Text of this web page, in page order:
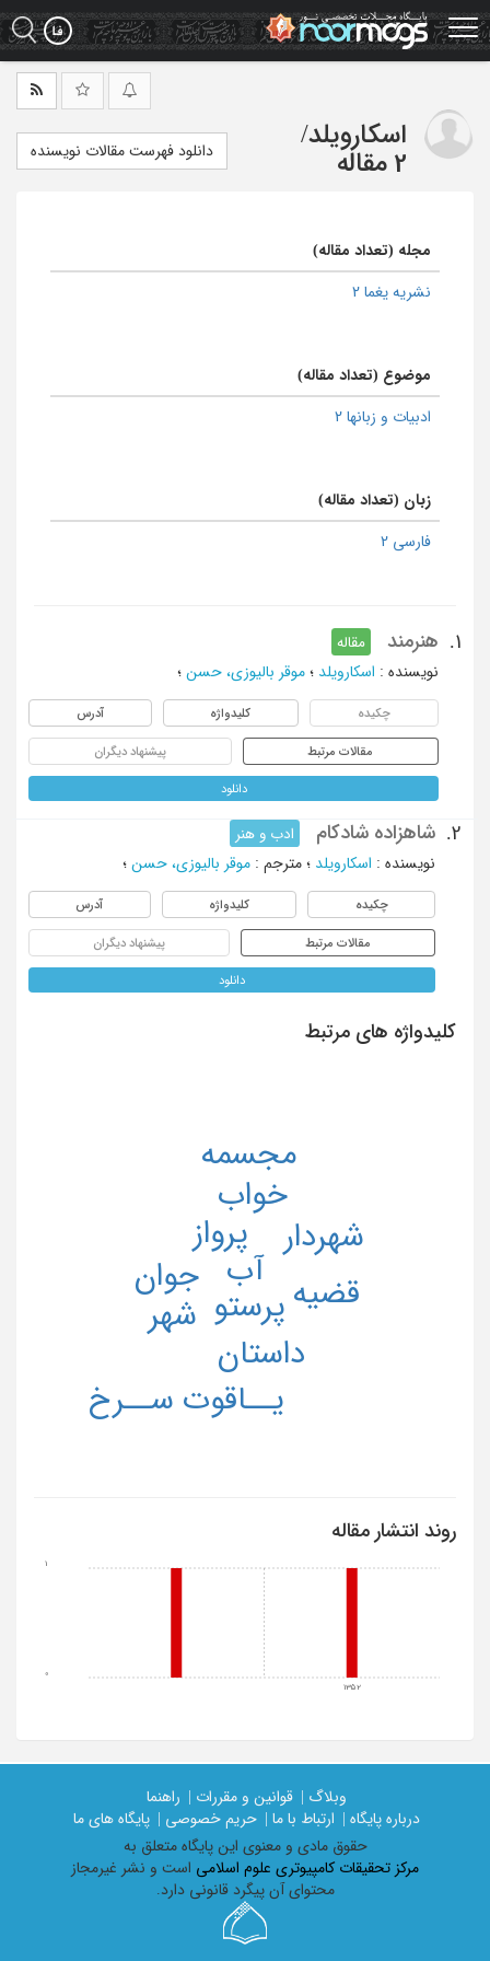
Skip
to
main
اسکارویلد/
2 مقاله
دانلود فهرست مقالات نویسنده
مجله (تعداد مقاله)
نشریه یغما 2
موضوع (تعداد مقاله)
ادبیات و زبانها 2
زبان (تعداد مقاله)
فارسی 2
1. هنرمند
مقاله
نویسنده : اسکارویلد ؛ موقر بالیوزی، حسن ؛
چکیده کلیدواژه آدرس
مقالات مرتبط پیشنهاد دیگران
دانلود
2. شاهزاده شادکام
ادب و هنر
نویسنده : اسکارویلد ؛ مترجم : موقر بالیوزی، حسن ؛
چکیده کلیدواژه آدرس
مقالات مرتبط پیشنهاد دیگران
دانلود
کلیدواژه های مرتبط
آب
پرستو
پرواز
جوان
خواب
داستان
شهر
شهردار
قضیه
مجسمه
یــاقوت ســرخ
روند انتشار مقاله
1352
0
1
وبلاگ | قوانین و مقررات |
راهنما
درباره پایگاه |
ارتباط با ما | حریم خصوصی |
پایگاه های ما
حقوق مادی و معنوی اين پايگاه متعلق به
مرکز تحقیقات کامپیوتری علوم اسلامی است و نشر غیرمجاز
محتوای آن پیگرد قانونی دارد.